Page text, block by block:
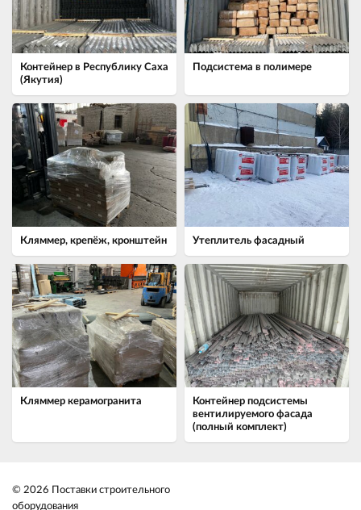
Контейнер в Республику Саха
(Якутия)
Подсистема в полимере
Кляммер, крепёж, кронштейн Утеплитель фасадный
Кляммер керамогранита
Контейнер подсистемы
вентилируемого фасада
(полный комплект)
© 2026 Поставки строительного
оборудования